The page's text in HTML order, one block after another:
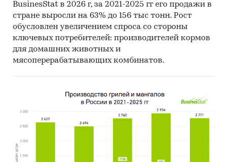
BusinesStat в 2026 г, за 2021-2025 гг его продажи в
стране выросли на 63% до 156 тыс тонн. Рост
обусловлен увеличением спроса со стороны
ключевых потребителей: производителей кормов
для домашних животных и
мясоперерабатывающих комбинатов.